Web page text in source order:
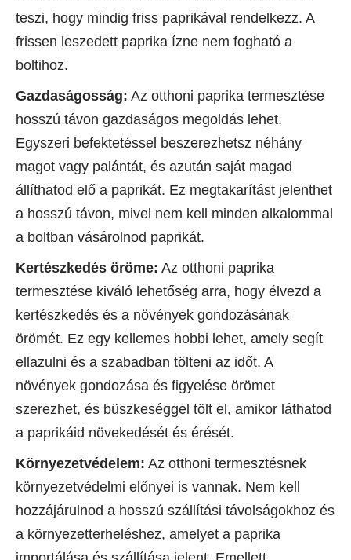
teszi, hogy mindig friss paprikával rendelkezz. A
frissen leszedett paprika ízne nem fogható a
boltihoz.
Gazdaságosság: Az otthoni paprika termesztése
hosszú távon gazdaságos megoldás lehet.
Egyszeri befektetéssel beszerezhetsz néhány
magot vagy palántát, és azután saját magad
állíthatod elő a paprikát. Ez megtakarítást jelenthet
a hosszú távon, mivel nem kell minden alkalommal
a boltban vásárolnod paprikát.
Kertészkedés öröme: Az otthoni paprika
termesztése kiváló lehetőség arra, hogy élvezd a
kertészkedés és a növények gondozásának
örömét. Ez egy kellemes hobbi lehet, amely segít
ellazulni és a szabadban tölteni az időt. A
növények gondozása és figyelése örömet
szerezhet, és büszkeséggel tölt el, amikor láthatod
a paprikáid növekedését és érését.
Környezetvédelem: Az otthoni termesztésnek
környezetvédelmi előnyei is vannak. Nem kell
hozzájárulnod a hosszú szállítási távolságokhoz és
a környezetterheléshez, amelyet a paprika